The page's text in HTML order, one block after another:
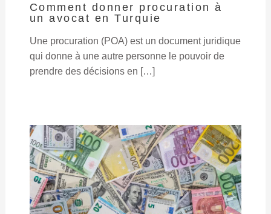
Comment donner procuration à
un avocat en Turquie
Une procuration (POA) est un document juridique
qui donne à une autre personne le pouvoir de
prendre des décisions en […]